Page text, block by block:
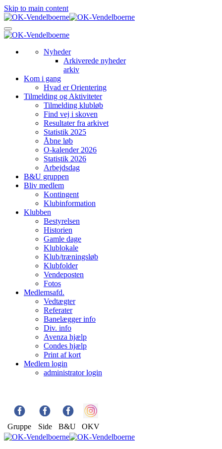
Skip to main content
Nyheder
Arkiverede nyheder
arkiv
Kom i gang
Hvad er Orientering
Tilmelding og Aktiviteter
Tilmelding klubløb
Find vej i skoven
Resultater fra arkivet
Statistik 2025
Åbne løb
O-kalender 2026
Statistik 2026
Arbejdsdag
B&U gruppen
Bliv medlem
Kontingent
Klubinformation
Klubben
Bestyrelsen
Historien
Gamle dage
Klublokale
Klub/træningsløb
Klubfolder
Vendeposten
Fotos
Medlemsafd.
Vedtægter
Referater
Banelægger info
Div. info
Avenza hjælp
Condes hjælp
Print af kort
Medlem login
administrator login
Gruppe Side B&U OKV